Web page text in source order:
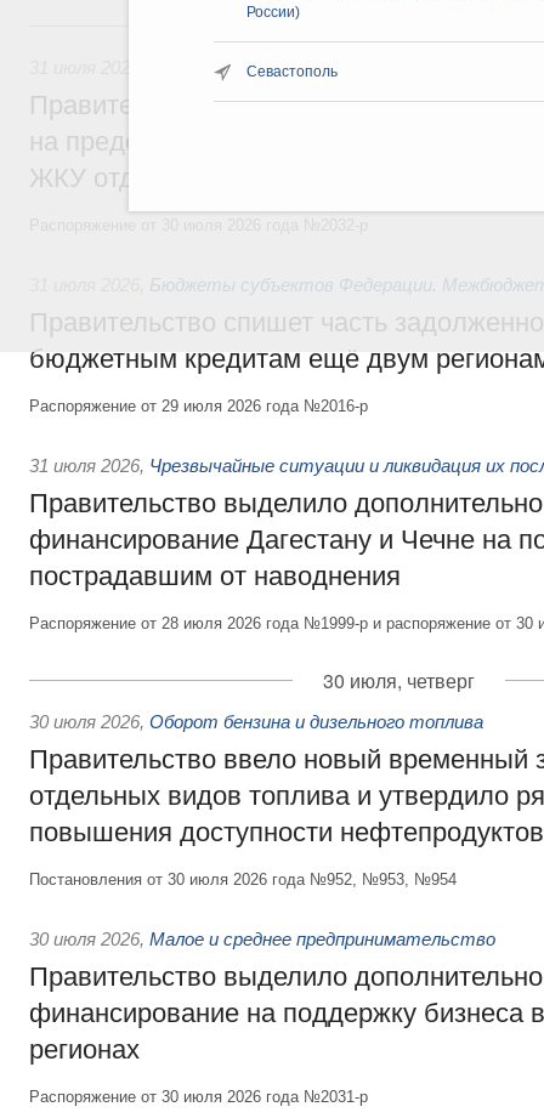
России)
Севастополь
Социальная поддержка отдельных
Правительство направит регионам
на предоставление мер социальной
ЖКУ отдельным категориям граждан
Бюджеты субъектов Федерации.
Правительство спишет часть
бюджетным кредитам ещё двум
Распоряжение от 29 июля 2026 года №2016-р
31 июля 2026, Чрезвычайные ситуации и ликвидация их
Правительство выделило
финансирование Дагестану и Чечне на
пострадавшим от наводнения
Распоряжение от 28 июля 2026 года №1999-р и распоряжение от
30 июля, четверг
30 июля 2026, Оборот бензина и дизельного топлива
Правительство ввело новый временный
отдельных видов топлива и утвердило
повышения доступности нефтепродуктов
Постановления от 30 июля 2026 года №952, №953, №954
30 июля 2026, Малое и среднее предпринимательство
Правительство выделило
финансирование на поддержку бизнеса
регионах
Распоряжение от 30 июля 2026 года №2031-р